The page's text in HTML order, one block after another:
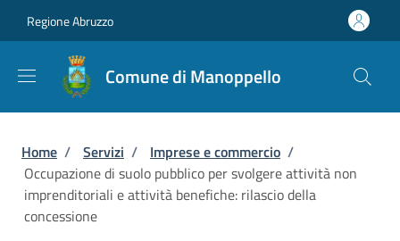
Regione Abruzzo
Comune di Manoppello
Briciole di pane
Home / Servizi / Imprese e commercio /
Occupazione di suolo pubblico per svolgere attività non
imprenditoriali e attività benefiche: rilascio della
concessione